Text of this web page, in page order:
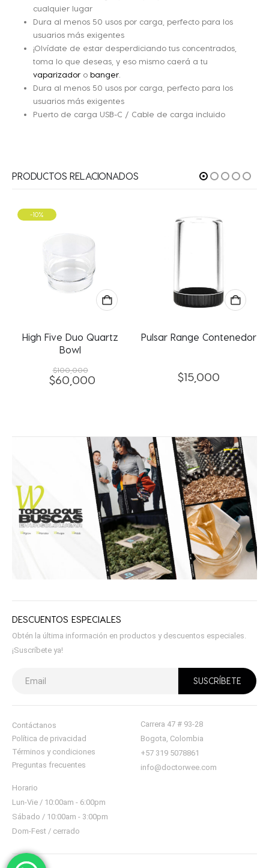
cualquier lugar
Dura al menos 50 usos por carga, perfecto para los
usuarios más exigentes
¡Olvídate de estar desperdiciando tus concentrados,
toma lo que deseas, y eso mismo caerá a tu
vaparizadoro banger.
Dura al menos 50 usos por carga, perfecto para los
usuarios más exigentes
Puerto de carga USB-C / Cable de carga incluido
PRODUCTOS RELACIONADOS
-10%
High Five Duo Quartz
Bowl
$100,000
$60,000
Pulsar Range Contenedor
$15,000
DESCUENTOS ESPECIALES
Obtén la última información en productos y descuentos especiales.
¡Suscríbete ya!
Contáctanos
Política de privacidad
Términos y condiciones
Preguntas frecuentes
Carrera 47 # 93-28
Bogota, Colombia
+57 319 5078861
info@doctorwee.com
Horario
Lun-Vie / 10:00am - 6:00pm
Sábado / 10:00am - 3:00pm
Dom-Fest / cerrado